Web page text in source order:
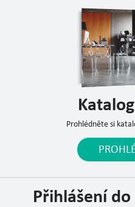
Prohlédněte si
Přihlášení